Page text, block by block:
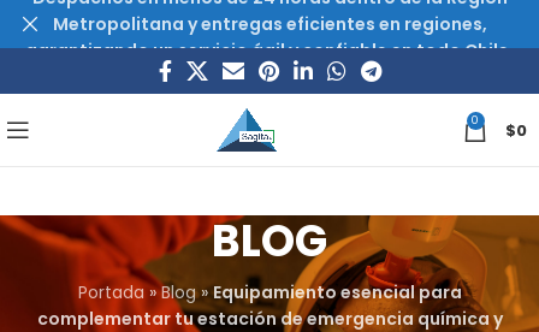
0 $0
BLOG
Portada »Blog»Equipamiento esencial para
complementar tu estación de emergencia química y
Metropolitana y entregas eficientes en regiones,
garantizando un servicio ágil y confiable en todo Chile.